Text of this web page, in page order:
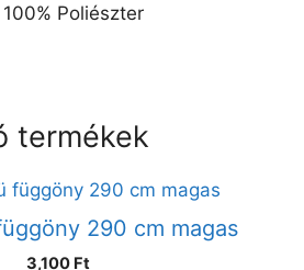
Poliészter
termékek
290 cm magas
3,100 Ft